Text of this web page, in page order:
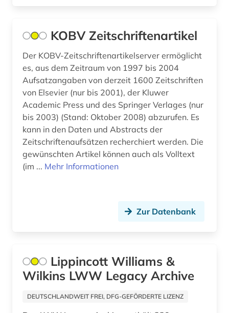
KOBV Zeitschriftenartikel
Der KOBV-Zeitschriftenartikelserver ermöglicht
es, aus dem Zeitraum von 1997 bis 2004
Aufsatzangaben von derzeit 1600 Zeitschriften
von Elsevier (nur bis 2001), der Kluwer
Academic Press und des Springer Verlages (nur
bis 2003) (Stand: Oktober 2008) abzurufen. Es
kann in den Daten und Abstracts der
Zeitschriftenaufsätzen recherchiert werden. Die
gewünschten Artikel können auch als Volltext
(im ... Mehr Informationen
Zur Datenbank
Lippincott Williams &
Wilkins LWW Legacy Archive
DEUTSCHLANDWEIT FREI, DFG-GEFÖRDERTE LIZENZ